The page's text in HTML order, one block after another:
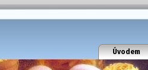
Úvodem